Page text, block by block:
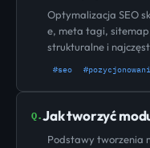
Optymalizacja SEO
e, meta tagi,
strukturalne i
#seo
Q.Jak tworzyć
Podstawy tworzenia